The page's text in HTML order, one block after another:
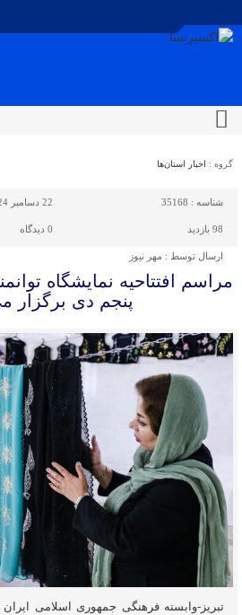
گروه : اخبار استان‌ها
شناسه : 35168 22 دسامبر 2024 - 9:52
98 بازدید 0 دیدگاه
ارسال توسط : مهر نیوز
مراسم افتتاحیه نمایشگاه
پنجم دی برگزار
تبریز-وابسته فرهنگی جمهوری اسلامی